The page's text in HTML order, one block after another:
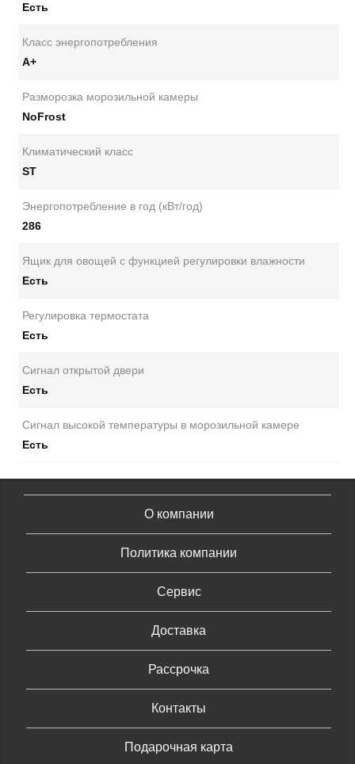
Есть
Класс энергопотребления
A+
Разморозка морозильной камеры
NoFrost
Климатический класс
ST
Энергопотребление в год (кВт/год)
286
Ящик для овощей с функцией регулировки влажности
Есть
Регулировка термостата
Есть
Сигнал открытой двери
Есть
Сигнал высокой температуры в морозильной камере
Есть
О компании
Политика компании
Сервис
Доставка
Рассрочка
Контакты
Подарочная карта